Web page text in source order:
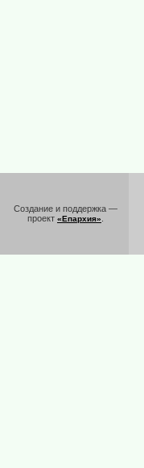
Создание и поддержка —
проект «Епархия»